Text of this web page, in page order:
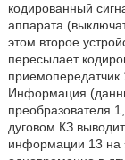
кодированный
аппарата
этом второе
пересылает
приемопередатчик
Информация
преобразователя
дуговом КЗ
информации 13 на